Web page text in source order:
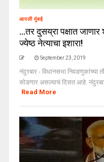
आपली मुंबई
…तर दुसय्रा पक्षात जाणार
ज्येष्ठ नेत्याचा इशारा!
September 23, 2019
नंदुरबार - विधानसभा निवडणुकांच्या
सोडणार असल्याचं दिसत आहे.
Read More